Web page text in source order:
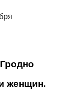
женщин.